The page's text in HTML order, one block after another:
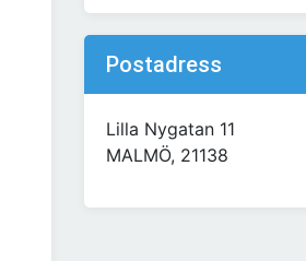
Postadress
Lilla Nygatan 11
MALMÖ, 21138